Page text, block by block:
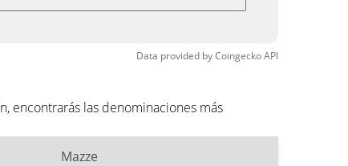
Data provided byCoingeckoAPI
encontrarás las denominaciones más
Mazze